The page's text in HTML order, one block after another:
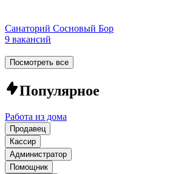
Санаторий Сосновый Бор
9 вакансий
Посмотреть все
Популярное
Работа из дома
Продавец
Кассир
Администратор
Помощник